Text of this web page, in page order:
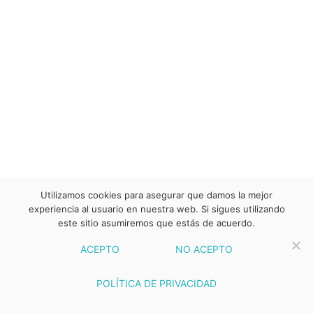
Utilizamos cookies para asegurar que damos la mejor
experiencia al usuario en nuestra web. Si sigues utilizando
este sitio asumiremos que estás de acuerdo.
ACEPTO NO ACEPTO
POLÍTICA DE PRIVACIDAD